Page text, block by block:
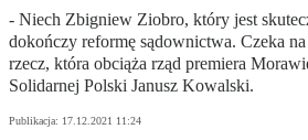
- Niech Zbigniew Ziobro, który jest
dokończy reformę sądownictwa. Czeka
rzecz, która obciąża rząd premiera
Solidarnej Polski Janusz Kowalski.
Publikacja: 17.12.2021 11:24